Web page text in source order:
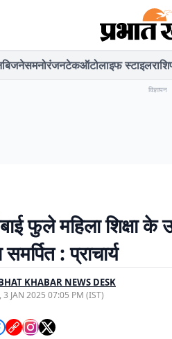
बिजनेसमनोरंजनटेकऑटोलाइफ स्टाइल
विज्ञापन
फुले महिला शिक्षा
: प्राचार्य
KHABAR NEWS DESK
3 JAN 2025 07:05 PM (IST)